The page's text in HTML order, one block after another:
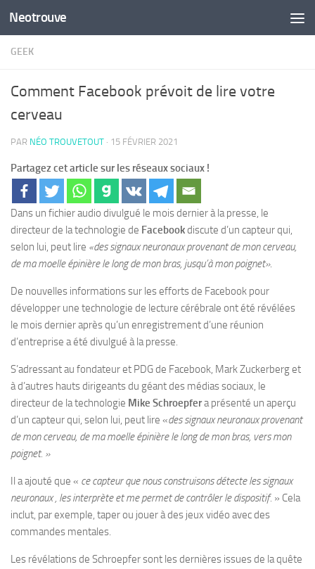
Skip to content
Neotrouve
GEEK
Comment Facebook prévoit de lire votre
cerveau
PAR NÉO TROUVETOUT · 15 FÉVRIER 2021
Partagez cet article sur les réseaux sociaux !
Dans un fichier audio divulgué le mois dernier à la presse, le
directeur de la technologie de Facebookdiscute d’un capteur qui,
selon lui, peut lire «des signaux neuronaux provenant de mon cerveau,
de ma moelle épinière le long de mon bras, jusqu’à mon poignet».
De nouvelles informations sur les efforts de Facebook pour
développer une technologie de lecture cérébrale ont été révélées
le mois dernier après qu’un enregistrement d’une réunion
d’entreprise a été divulgué à la presse.
S’adressant au fondateur et PDG de Facebook, Mark Zuckerberg et
à d’autres hauts dirigeants du géant des médias sociaux, le
directeur de la technologie Mike Schroepfera présenté un aperçu
d’un capteur qui, selon lui, peut lire «des signaux neuronaux provenant
de mon cerveau, de ma moelle épinière le long de mon bras, vers mon
poignet. »
Il a ajouté que « ce capteur que nous construisons détecte les signaux
neuronaux , les interprète et me permet de contrôler le dispositif. » Cela
inclut, par exemple, taper ou jouer à des jeux vidéo avec des
commandes mentales.
Les révélations de Schroepfer sont les dernières issues de la quête